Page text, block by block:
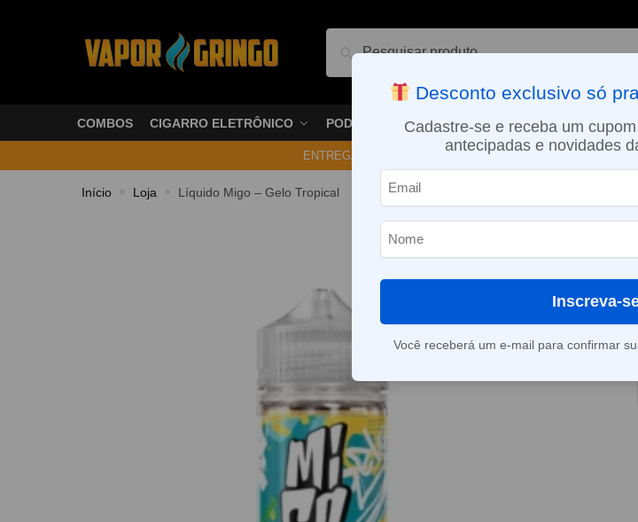
Pesquisar
COMBOS CIGARRO ELETRÔNICO PODS VAPORIZADOR DE ERVAS E-
ENTREGA NO MESMO DIA EM SÃO PAULO (SEG A SEX):
Início » Loja » Líquido Migo – Gelo Tropical
Desconto exclusivo só
Cadastre-se e receba um
antecipadas e novidades
Inscreva-
Você receberá um e-mail para confirmar